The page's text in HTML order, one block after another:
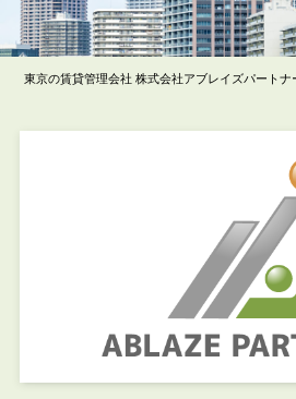
東京の賃貸管理会社 株式会社アブレイズパートナ